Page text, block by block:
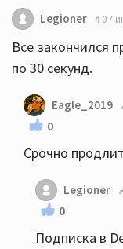
Legioner 07
Все закончился
по 30 секунд.
Eagle_2019
0
Срочно
Legioner
0
Подписка в